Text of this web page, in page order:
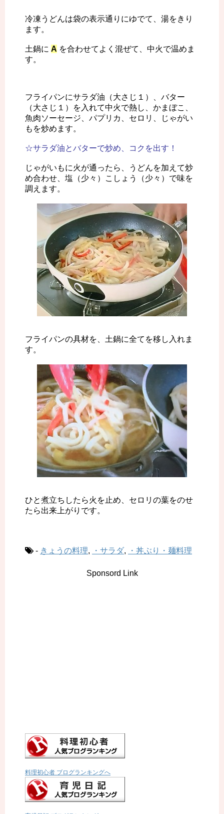
冷凍うどんは袋の表示通りにゆでて、湯をきり
ます。
土鍋に A を合わせてよく混ぜて、中火で温めま
す。
フライパンにサラダ油（大さじ１）、バター
（大さじ１）を入れて中火で熱し、かまぼこ、
魚肉ソーセージ、パプリカ、セロリ、じゃがい
もを炒めます。
☆サラダ油とバターで炒め、コクを出す！
じゃがいもに火が通ったら、うどんを加えて炒
め合わせ、塩（少々）こしょう（少々）で味を
調えます。
フライパンの具材を、土鍋に全てを移し入れま
す。
ひと煮立ちしたら火を止め、セロリの葉をのせ
たら出来上がりです。
- きょうの料理, ・サラダ, ・丼ぶり・麺料理
Sponsord Link
料理初心者 ブログランキングへ